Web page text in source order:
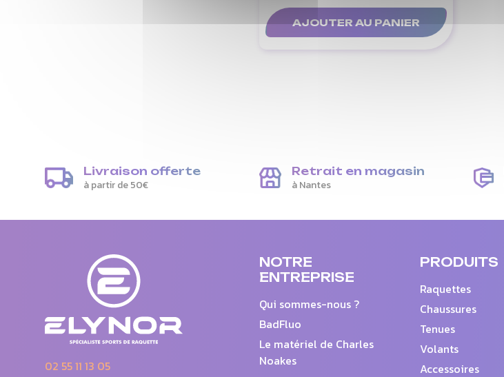
AJOUTER AU PANIER
Livraison offerte
à partir de 50€
Retrait en magasin
à Nantes
02 55 11 13 05
NOTRE
ENTREPRISE
Qui sommes-nous ?
BadFluo
Le matériel de Charles
Noakes
PRODUITS
Raquettes
Chaussures
Tenues
Volants
Accessoires